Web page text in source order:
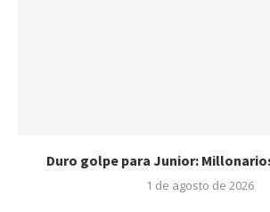
Duro golpe para Junior:
1 de agosto de 2026